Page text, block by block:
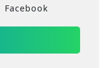
Facebook